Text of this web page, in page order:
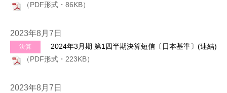
（PDF形式・86KB）
2023年8月7日
決算
2024年3月期 第1四半期決算短信〔日本基準〕(連結)
（PDF形式・223KB）
2023年8月7日